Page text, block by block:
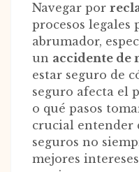
Navegar por
procesos legales
abrumador,
un accidente de
estar seguro de
seguro afecta el
o qué pasos
crucial entender
seguros no
mejores